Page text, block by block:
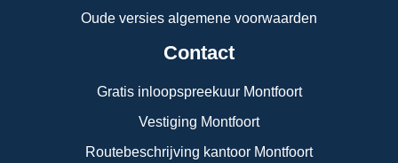
Oude versies algemene voorwaarden
Contact
Gratis inloopspreekuur Montfoort
Vestiging Montfoort
Routebeschrijving kantoor Montfoort